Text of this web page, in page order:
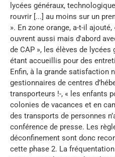
lycées généraux,
rouvrir [...] au moins sur un
». En zone orange, a-t-il
ouvrent aussi mais d'abord
de CAP », les élèves de
étant accueillis pour des
Enfin, à la grande satisfaction
gestionnaires de centres
transporteurs !-, « les enfants
colonies de vacances et en
des transports de personnes
conférence de presse. Les
déconfinement sont donc
cette phase 2. La